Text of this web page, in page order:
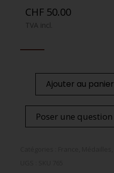
CHF 50.00
TVA incl.
Ajouter au panier
Poser une question